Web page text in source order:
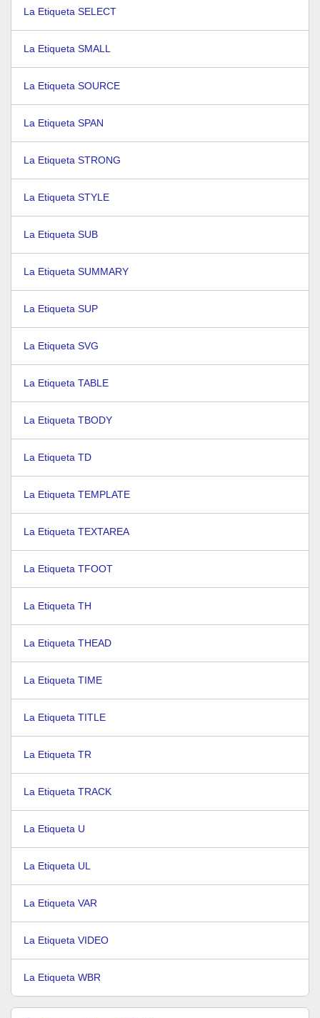
La Etiqueta SELECT
La Etiqueta SMALL
La Etiqueta SOURCE
La Etiqueta SPAN
La Etiqueta STRONG
La Etiqueta STYLE
La Etiqueta SUB
La Etiqueta SUMMARY
La Etiqueta SUP
La Etiqueta SVG
La Etiqueta TABLE
La Etiqueta TBODY
La Etiqueta TD
La Etiqueta TEMPLATE
La Etiqueta TEXTAREA
La Etiqueta TFOOT
La Etiqueta TH
La Etiqueta THEAD
La Etiqueta TIME
La Etiqueta TITLE
La Etiqueta TR
La Etiqueta TRACK
La Etiqueta U
La Etiqueta UL
La Etiqueta VAR
La Etiqueta VIDEO
La Etiqueta WBR